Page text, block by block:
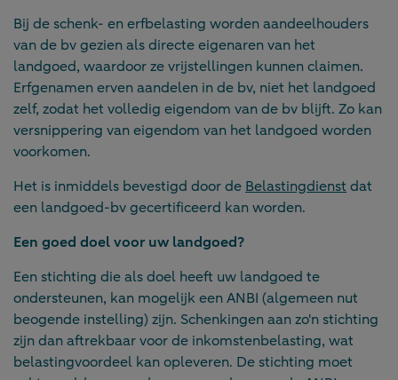
Bij de schenk- en erfbelasting worden aandeelhouders
van de bv gezien als directe eigenaren van het
landgoed, waardoor ze vrijstellingen kunnen claimen.
Erfgenamen erven aandelen in de bv, niet het landgoed
zelf, zodat het volledig eigendom van de bv blijft. Zo kan
versnippering van eigendom van het landgoed worden
voorkomen.
Het is inmiddels bevestigd door de Belastingdienst dat
een landgoed-bv gecertificeerd kan worden.
Een goed doel voor uw landgoed?
Een stichting die als doel heeft uw landgoed te
ondersteunen, kan mogelijk een ANBI (algemeen nut
beogende instelling) zijn. Schenkingen aan zo'n stichting
zijn dan aftrekbaar voor de inkomstenbelasting, wat
belastingvoordeel kan opleveren. De stichting moet